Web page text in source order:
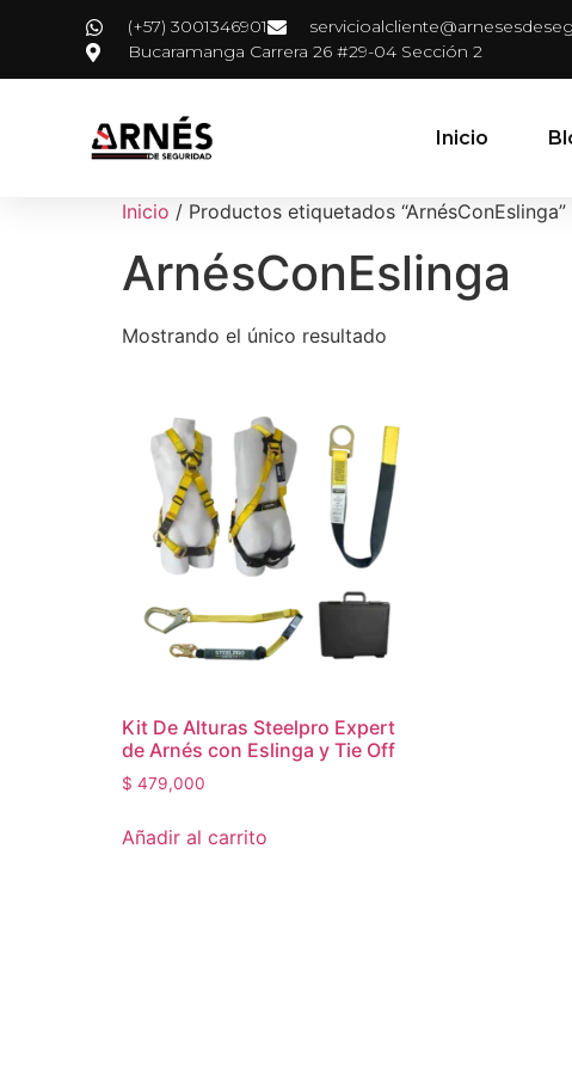
(+57) 3001346901
Bucaramanga Carrera 26 #29-04 Sección 2
Inicio
Inicio / Productos etiquetados “ArnésConEslinga”
ArnésConEslinga
Mostrando el único resultado
Kit De Alturas Steelpro Expert
de Arnés con Eslinga y Tie Off
$ 479,000
Añadir al carrito